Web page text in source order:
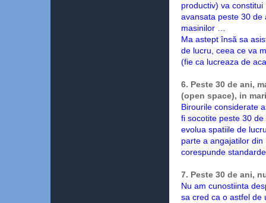
productiv) va
avansata peste 30 de
masinilor …
Ma astept însă sa
de lucru, ceea ce va
(fie ca lucreaza de
6. Peste 30 de ani,
(open space), in
Birourile considerate
fi socotite peste 30
evolua spatiile de
parte a angajatilor
corespunde
7. Peste 30 de ani,
Nu am cunostiinta
sa cred ca o astfel de